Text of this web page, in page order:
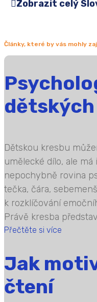
Zobrazit celý
Články, které by vás mohly
Dětskou kresbu
umělecké dílo, ale
nepochybně rovina
tečka, čára,
k rozklíčování
Právě kresba
Přečtěte si více
Jak
čtení